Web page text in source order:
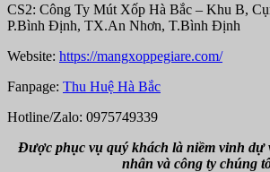
CS2: Công Ty Mút Xốp Hà Bắc – Khu B,
P.Bình Định, TX.An Nhơn, T.Bình Định
Website: https://mangxoppegiare.com/
Fanpage: Thu Huệ Hà Bắc
Hotline/Zalo: 0975749339
Được phục vụ quý khách là niềm vinh dự
nhân và công ty chúng